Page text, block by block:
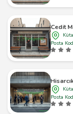
Cedit
Posta
Posta